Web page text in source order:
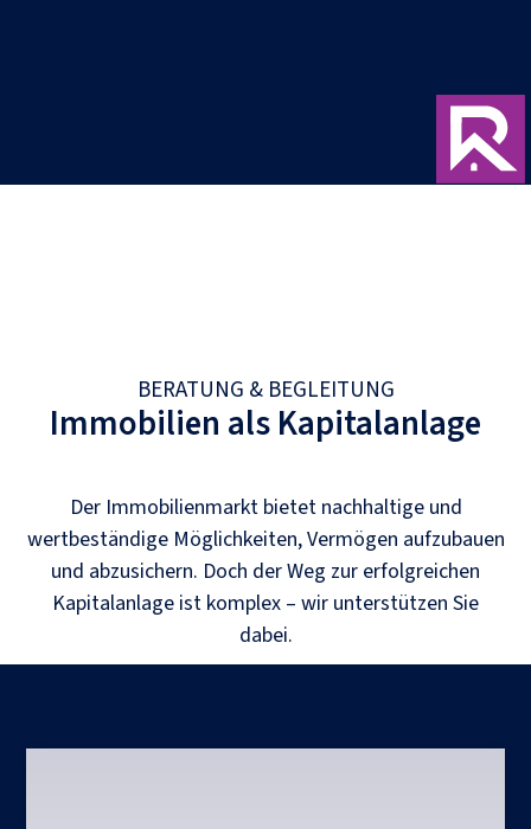
BERATUNG & BEGLEITUNG​
Immobilien als Kapitalanlage
Der Immobilienmarkt bietet nachhaltige und
wertbeständige Möglichkeiten, Vermögen aufzubauen
und abzusichern. Doch der Weg zur erfolgreichen
Kapitalanlage ist komplex – wir unterstützen Sie
dabei.